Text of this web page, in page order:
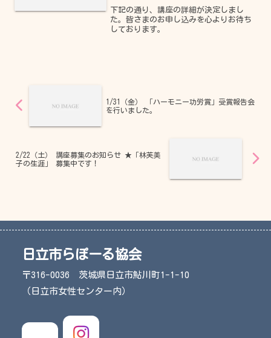
下記の通り、講座の詳細が決定しまし
た。皆さまのお申し込みを心よりお待ち
しております。
1/31（金） 「ハーモニー功労賞」受賞報告会
を行いました。
2/22（土） 講座募集のお知らせ ★「林芙美
子の生涯」 募集中です！
日立市らぽーる協会
〒316-0036 茨城県日立市鮎川町1-1-10
（日立市女性センター内）